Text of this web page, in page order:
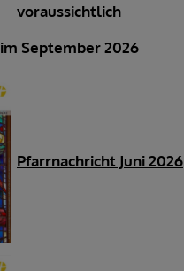
voraussichtlich
im September 2026
Pfarrnachricht Juni 2026